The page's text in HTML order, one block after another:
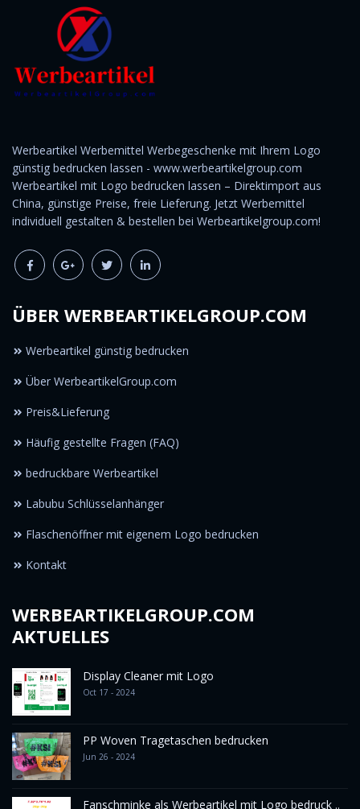
Werbeartikel Werbemittel Werbegeschenke mit Ihrem Logo
günstig bedrucken lassen - www.werbeartikelgroup.com
Werbeartikel mit Logo bedrucken lassen – Direktimport aus
China, günstige Preise, freie Lieferung. Jetzt Werbemittel
individuell gestalten & bestellen bei Werbeartikelgroup.com!
ÜBER WERBEARTIKELGROUP.COM
Werbeartikel günstig bedrucken
Über WerbeartikelGroup.com
Preis&Lieferung
Häufig gestellte Fragen (FAQ)
bedruckbare Werbeartikel
Labubu Schlüsselanhänger
Flaschenöffner mit eigenem Logo bedrucken
Kontakt
WERBEARTIKELGROUP.COM
AKTUELLES
Display Cleaner mit Logo
Oct 17 - 2024
PP Woven Tragetaschen bedrucken
Jun 26 - 2024
Fanschminke als Werbeartikel mit Logo bedruck ..